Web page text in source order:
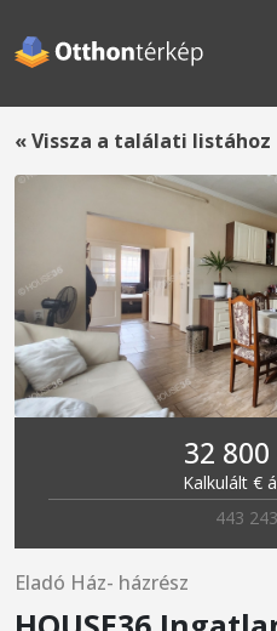
« Vissza a találati listához
32
Kalkulált €
443
Eladó Ház- házrész